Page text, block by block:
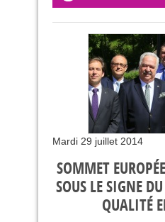
Mardi 29 juillet 2014
SOMMET
SOUS LE SIGNE
QUALITÉ